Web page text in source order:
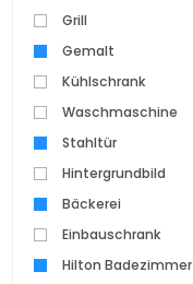
Grill
Gemalt
Kühlschrank
Waschmaschine
Stahltür
Hintergrundbild
Bäckerei
Einbauschrank
Hilton Badezimmer